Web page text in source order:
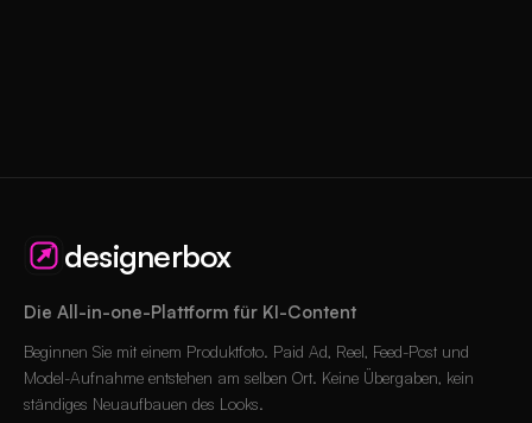
designerbox
Die All-in-one-Plattform für KI-Content
Beginnen Sie mit einem Produktfoto. Paid Ad, Reel, Feed-Post und
Model-Aufnahme entstehen am selben Ort. Keine Übergaben, kein
ständiges Neuaufbauen des Looks.